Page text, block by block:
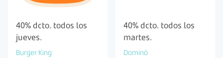
40% dcto. todos los
jueves.
Burger King
40% dcto. todos los
martes.
Dominó